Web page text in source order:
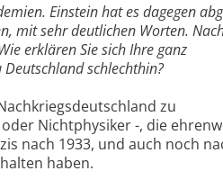
Einstein hat es dagegen
mit sehr deutlichen Worten.
erklären Sie sich Ihre ganz
schlechthin?
zu
Nichtphysiker -, die
nach 1933, und auch noch
haben.